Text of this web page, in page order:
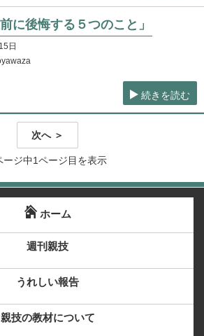
に後悔する５つのこと」
日
続きを読む
次へ ＞
ージ中1ページ目を表示
ホーム
週刊親技
うれしい報告
親技の教材について